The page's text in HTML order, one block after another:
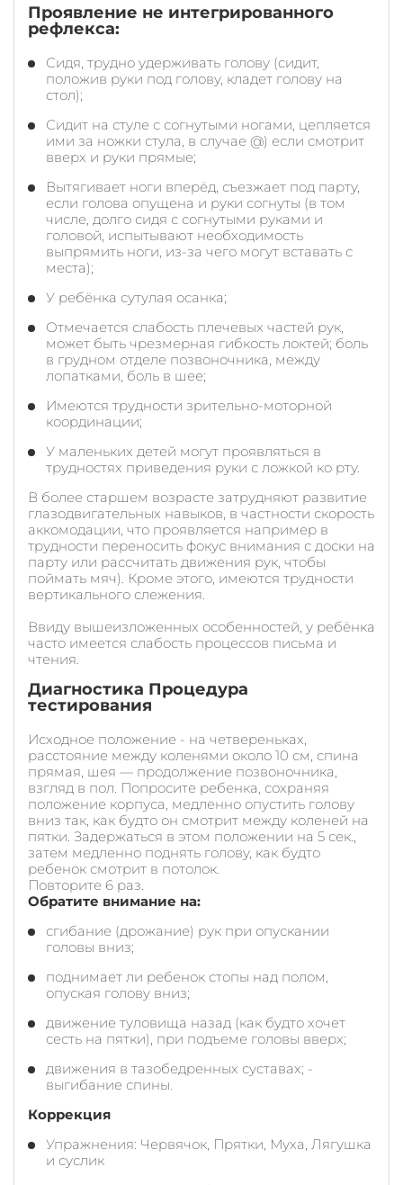
Проявление не интегрированного
рефлекса:
Сидя, трудно удерживать голову (сидит,
положив руки под голову, кладет голову на
стол);
Сидит на стуле с согнутыми ногами, цепляется
ими за ножки стула, в случае @) если смотрит
вверх и руки прямые;
Вытягивает ноги вперёд, съезжает под парту,
если голова опущена и руки согнуты (в том
числе, долго сидя с согнутыми руками и
головой, испытывают необходимость
выпрямить ноги, из-за чего могут вставать с
места);
У ребёнка сутулая осанка;
Отмечается слабость плечевых частей рук,
может быть чрезмерная гибкость локтей; боль
в грудном отделе позвоночника, между
лопатками, боль в шее;
Имеются трудности зрительно-моторной
координации;
У маленьких детей могут проявляться в
трудностях приведения руки с ложкой ко рту.
В более старшем возрасте затрудняют развитие
глазодвигательных навыков, в частности скорость
аккомодации, что проявляется например в
трудности переносить фокус внимания с доски на
парту или рассчитать движения рук, чтобы
поймать мяч). Кроме этого, имеются трудности
вертикального слежения.
Ввиду вышеизложенных особенностей, у ребёнка
часто имеется слабость процессов письма и
чтения.
Диагностика Процедура
тестирования
Исходное положение - на четвереньках,
расстояние между коленями около 10 см, спина
прямая, шея — продолжение позвоночника,
взгляд в пол. Попросите ребенка, сохраняя
положение корпуса, медленно опустить голову
вниз так, как будто он смотрит между коленей на
пятки. Задержаться в этом положении на 5 сек.,
затем медленно поднять голову, как будто
ребенок смотрит в потолок.
Повторите 6 раз.
Обратите внимание на:
сгибание (дрожание) рук при опускании
головы вниз;
поднимает ли ребенок стопы над полом,
опуская голову вниз;
движение туловища назад (как будто хочет
сесть на пятки), при подъеме головы вверх;
движения в тазобедренных суставах; -
выгибание спины.
Коррекция
Упражнения: Червячок, Прятки, Муха, Лягушка
и суслик